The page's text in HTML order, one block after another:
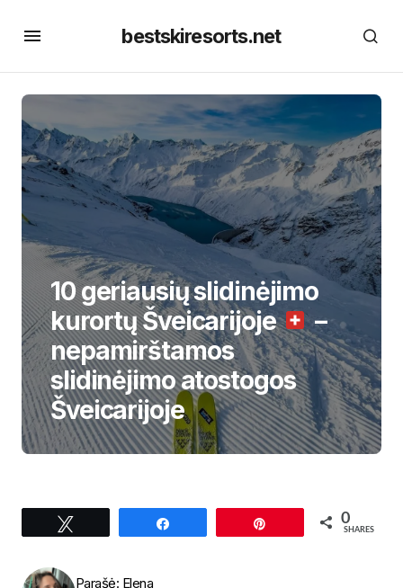
bestskiresorts.net
10 geriausių slidinėjimo
kurortų Šveicarijoje
–
nepamirštamos
slidinėjimo atostogos
Šveicarijoje
0
SHARES
Parašė: Elena